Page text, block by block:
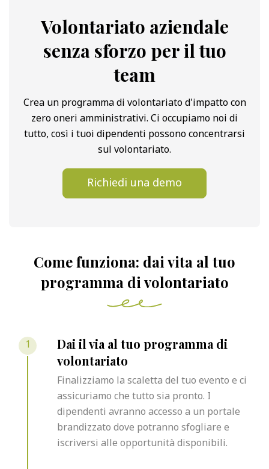
Volontariato aziendale
senza sforzo per il tuo
team
Crea un programma di volontariato d'impatto con
zero oneri amministrativi. Ci occupiamo noi di
tutto, così i tuoi dipendenti possono concentrarsi
sul volontariato.
Richiedi una demo
Come funziona: dai vita al tuo
programma di volontariato
1
Dai il via al tuo programma di
volontariato
Finalizziamo la scaletta del tuo evento e ci
assicuriamo che tutto sia pronto. I
dipendenti avranno accesso a un portale
brandizzato dove potranno sfogliare e
iscriversi alle opportunità disponibili.